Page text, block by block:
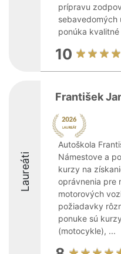
prípravu
sebavedomých
ponúka
10
Laureáti
František
Autoškola
Námestove a
kurzy na
oprávnenia pre
motorových
požiadavky
ponuke sú
(motocykle), ...